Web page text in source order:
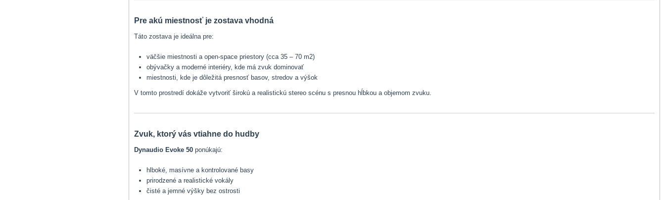
Pre akú miestnosť je zostava vhodná
Táto zostava je ideálna pre:
väčšie miestnosti a open-space priestory (cca 35 – 70 m2)
obývačky a moderné interiéry, kde má zvuk dominovať
miestnosti, kde je dôležitá presnosť basov, stredov a výšok
V tomto prostredí dokáže vytvoriť širokú a realistickú stereo scénu s presnou hĺbkou a objemom zvuku.
Zvuk, ktorý vás vtiahne do hudby
Dynaudio Evoke 50 ponúkajú:
hlboké, masívne a kontrolované basy
prirodzené a realistické vokály
čisté a jemné výšky bez ostrosti